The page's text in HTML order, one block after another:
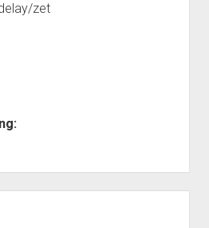
Reeks 3
Afdeling 4D
zet